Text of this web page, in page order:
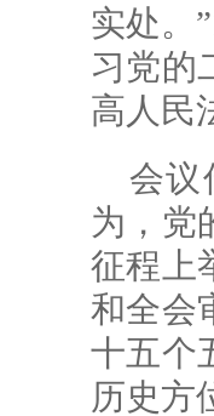
实处。
习党的
高人民
会议
为，党
征程上
和全会
十五个
历史方